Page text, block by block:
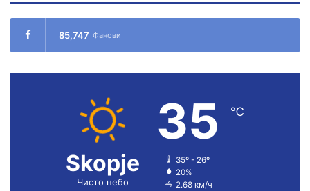
85,747 Фанови
Skopje
Чисто небо
35 ℃
35º - 26º
20%
2.68 км/ч